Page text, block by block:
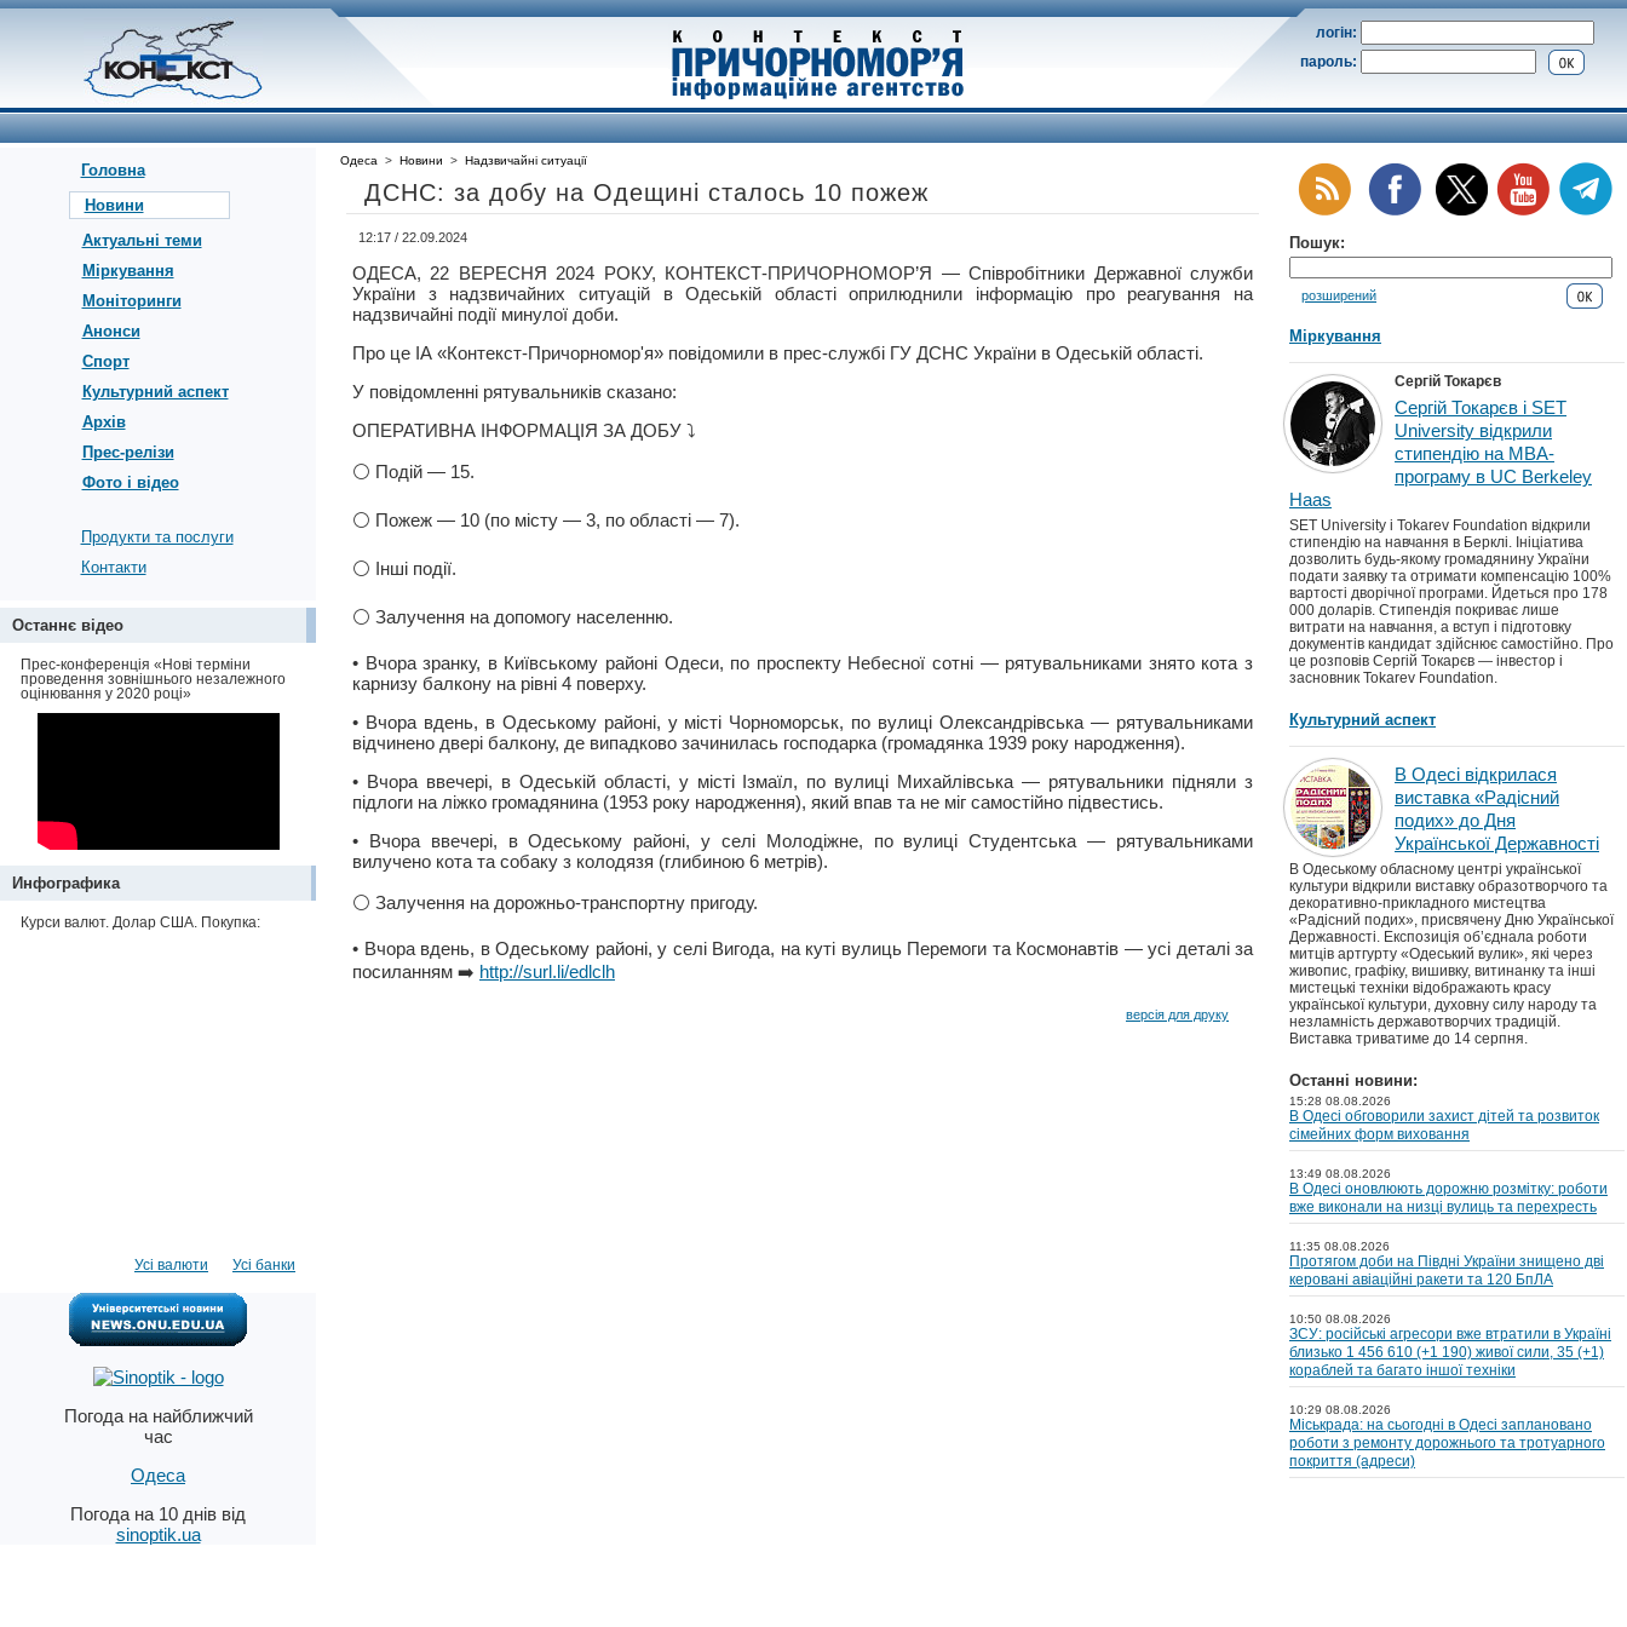
логін:
пароль:
Головна
Новини
Актуальні теми
Міркування
Моніторинги
Анонси
Спорт
Культурний аспект
Архів
Прес-релізи
Фото і відео
Продукти та послуги
Контакти
Останнє відео
Прес-конференція «Нові терміни
проведення зовнішнього незалежного
оцінювання у 2020 році»
Инфографика
Курси валют. Долар США. Покупка:
Усі банки
Усі валюти
Погода на найближчий
час
Одеса
Погода на 10 днів від
sinoptik.ua
Одеса > Новини > Надзвичайні ситуації
ДСНС: за добу на Одещині сталось 10 пожеж
12:17 / 22.09.2024
ОДЕСА, 22 ВЕРЕСНЯ 2024 РОКУ, КОНТЕКСТ-ПРИЧОРНОМОР’Я — Співробітники Державної служби
України з надзвичайних ситуацій в Одеській області оприлюднили інформацію про реагування на
надзвичайні події минулої доби.
Про це ІА «Контекст-Причорномор'я» повідомили в прес-службі ГУ ДСНС України в Одеській області.
У повідомленні рятувальників сказано:
ОПЕРАТИВНА ІНФОРМАЦІЯ ЗА ДОБУ ⤵️
⚪️ Подій — 15.
⚪️ Пожеж — 10 (по місту — 3, по області — 7).
⚪️ Інші події.
⚪️ Залучення на допомогу населенню.
• Вчора зранку, в Київському районі Одеси, по проспекту Небесної сотні — рятувальниками знято кота з
карнизу балкону на рівні 4 поверху.
• Вчора вдень, в Одеському районі, у місті Чорноморськ, по вулиці Олександрівська — рятувальниками
відчинено двері балкону, де випадково зачинилась господарка (громадянка 1939 року народження).
• Вчора ввечері, в Одеській області, у місті Ізмаїл, по вулиці Михайлівська — рятувальники підняли з
підлоги на ліжко громадянина (1953 року народження), який впав та не міг самостійно підвестись.
• Вчора ввечері, в Одеському районі, у селі Молодіжне, по вулиці Студентська — рятувальниками
вилучено кота та собаку з колодязя (глибиною 6 метрів).
⚪️ Залучення на дорожньо-транспортну пригоду.
• Вчора вдень, в Одеському районі, у селі Вигода, на куті вулиць Перемоги та Космонавтів — усі деталі за
посиланням ➡️ http://surl.li/edlclh
версія для друку
Пошук:
розширений
Міркування
Сергій Токарєв
Сергій Токарєв і SET
University відкрили
стипендію на MBA-
програму в UC Berkeley
Haas
SET University і Tokarev Foundation відкрили
стипендію на навчання в Берклі. Ініціатива
дозволить будь-якому громадянину України
подати заявку та отримати компенсацію 100%
вартості дворічної програми. Йдеться про 178
000 доларів. Стипендія покриває лише
витрати на навчання, а вступ і підготовку
документів кандидат здійснює самостійно. Про
це розповів Сергій Токарєв — інвестор і
засновник Tokarev Foundation.
Культурний аспект
В Одесі відкрилася
виставка «Радісний
подих» до Дня
Української Державності
В Одеському обласному центрі української
культури відкрили виставку образотворчого та
декоративно-прикладного мистецтва
«Радісний подих», присвячену Дню Української
Державності. Експозиція об’єднала роботи
митців артгурту «Одеський вулик», які через
живопис, графіку, вишивку, витинанку та інші
мистецькі техніки відображають красу
української культури, духовну силу народу та
незламність державотворчих традицій.
Виставка триватиме до 14 серпня.
Останні новини:
15:28 08.08.2026
В Одесі обговорили захист дітей та розвиток
сімейних форм виховання
13:49 08.08.2026
В Одесі оновлюють дорожню розмітку: роботи
вже виконали на низці вулиць та перехресть
11:35 08.08.2026
Протягом доби на Півдні України знищено дві
керовані авіаційні ракети та 120 БпЛА
10:50 08.08.2026
ЗСУ: російські агресори вже втратили в Україні
близько 1 456 610 (+1 190) живої сили, 35 (+1)
кораблей та багато іншої техніки
10:29 08.08.2026
Міськрада: на cьогодні в Одесі заплановано
роботи з ремонту дорожнього та тротуарного
покриття (адреси)